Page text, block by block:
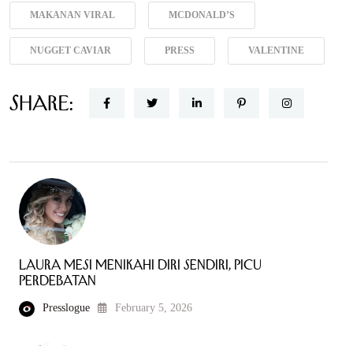
MAKANAN VIRAL MCDONALD’S
NUGGET CAVIAR PRESS VALENTINE
Share:
Laura Mesi Menikahi Diri Sendiri, Picu
Perdebatan
Presslogue February 5, 2026